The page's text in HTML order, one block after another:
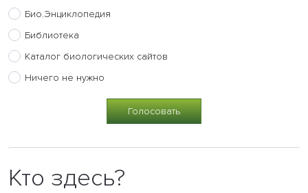
Био.Энциклопедия
Библиотека
Каталог биологических сайтов
Ничего не нужно
Кто здесь?